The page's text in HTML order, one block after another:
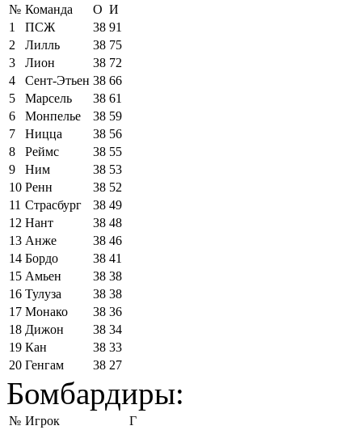
№ Команда О И
1
ПСЖ 38 91
2
Лилль 38 75
3
Лион 38 72
4
Сент-Этьен 38 66
5
Марсель 38 61
6
Монпелье 38 59
7
Ницца 38 56
8
Реймс 38 55
9
Ним 38 53
10 Ренн 38 52
11 Страсбург 38 49
12 Нант 38 48
13 Анже 38 46
14 Бордо 38 41
15 Амьен 38 38
16 Тулуза 38 38
17 Монако 38 36
18 Дижон 38 34
19 Кан 38 33
20 Генгам 38 27
Бомбардиры:
№ Игрок
Г